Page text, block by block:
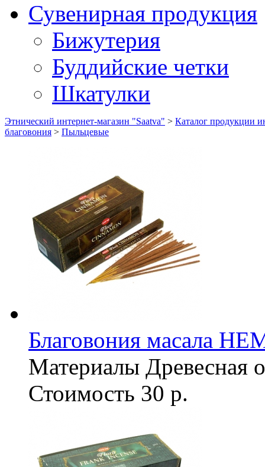
Сувенирная продукция
Бижутерия
Буддийские четки
Шкатулки
Этнический интернет-магазин "Saatva" > Каталог продукции
благовония > Пыльцевые
Благовония масала
Материалы Древесная
Стоимость 30 р.